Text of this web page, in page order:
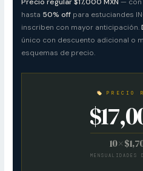
hasta 50% off para estuciandes
inscriben con mayor anticipación.
único con descuento adicional o
esquemas de precio.
PRECIO
10 ×
MENSUALIDADES